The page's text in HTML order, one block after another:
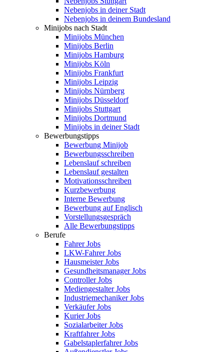
Nebenjobs in deiner Stadt
Nebenjobs in deinem Bundesland
Minijobs nach Stadt
Minijobs München
Minijobs Berlin
Minijobs Hamburg
Minijobs Köln
Minijobs Frankfurt
Minijobs Leipzig
Minijobs Nürnberg
Minijobs Düsseldorf
Minijobs Stuttgart
Minijobs Dortmund
Minijobs in deiner Stadt
Bewerbungstipps
Bewerbung Minijob
Bewerbungsschreiben
Lebenslauf schreiben
Lebenslauf gestalten
Motivationsschreiben
Kurzbewerbung
Interne Bewerbung
Bewerbung auf Englisch
Vorstellungsgespräch
Alle Bewerbungstipps
Berufe
Fahrer Jobs
LKW-Fahrer Jobs
Hausmeister Jobs
Gesundheitsmanager Jobs
Controller Jobs
Mediengestalter Jobs
Industriemechaniker Jobs
Verkäufer Jobs
Kurier Jobs
Sozialarbeiter Jobs
Kraftfahrer Jobs
Gabelstaplerfahrer Jobs